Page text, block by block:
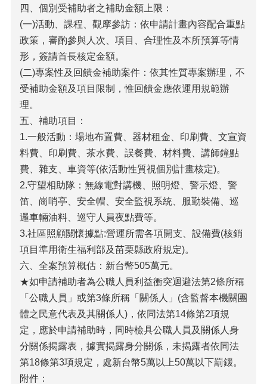
四、個別受補助者之補助金額上限：
(一)活動、課程、觀摩參訪：依申請計畫內容配合重點
政策，審酌參與人次、項目、合理性及本所預算等情
形，簽請首長核定金額。
(二)專案性及回饋金補助案件：依其性質專案辦理，不
受補助金額及項目限制，惟回饋金應依運用規範辦
理。
五、補助項目：
1.一般活動：場地布置費、器材租金、印刷費、文宣資
料費、印刷費、茶水費、誤餐費、材料費、講師鐘點
費、雜支、車資等(依活動性質視個別計畫核定)。
2.守望相助隊：無線電對講機、照明燈、警示燈、警
笛、崗哨亭、安全帽、安全監視系統、服勤裝備、巡
邏車輛油料、巡守人員夜點費等。
3.社區照顧關懷據點:營運所需各項開支、設備費(核銷
項目準用衛生福利部及苗栗縣政府規定)。
六、全案預算概估：新台幣505萬元。
★如申請補助者為公職人員利益衝突迴避法第2條所稱
「公職人員」或第3條所稱「關係人」(含監督本機關團
體之民意代表及其關係人)，依同法第14條第2項規
定，應於申請補助時，同時檢具公職人員及關係人身
分關係揭露表，據實揭露身分關係，未揭露者依同法
第18條第3項規定，處新台幣5萬以上50萬以下罰鍰。
附件：